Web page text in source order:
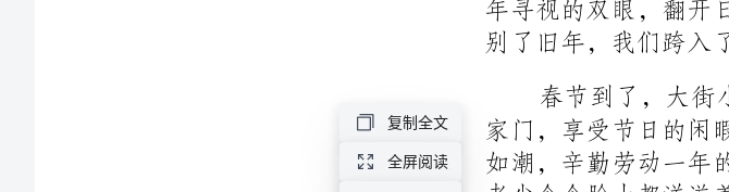
复制全文
全屏阅读